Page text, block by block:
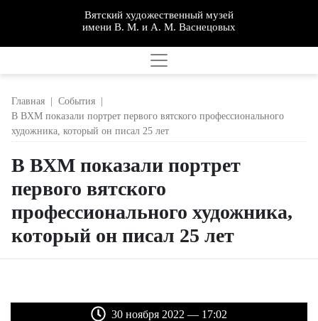
Вятский художественный музей
имени В. М. и А. М. Васнецовых
Главная | События |
В ВХМ показали портрет первого вятского профессионального
художника, который он писал 25 лет
В ВХМ показали портрет
первого вятского
профессионального художника,
который он писал 25 лет
30 ноября 2022 — 17:02